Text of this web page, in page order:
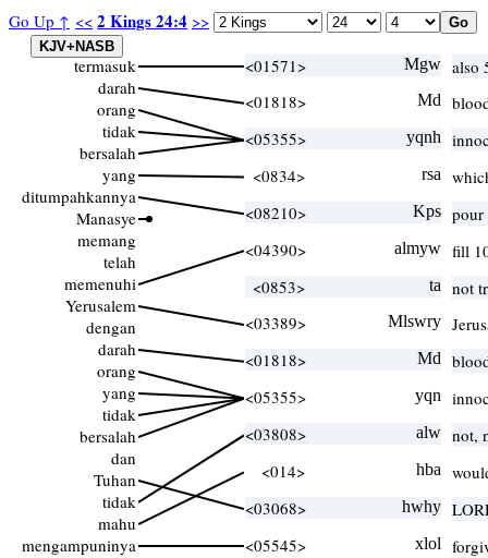
Go Up ↑ << 2 Kings 24:4 >>
termasuk
darah
orang
tidak
bersalah
yang
ditumpahkannya
Manasye
memang
telah
memenuhi
Yerusalem
dengan
darah
orang
yang
tidak
bersalah
dan
Tuhan
tidak
mahu
mengampuninya
<01571> Mgw also
<01818>
Md
<05355>
yqnh
<0834>
rsa
<08210>
Kps pour
<04390>
almyw fill
<0853>
ta
not
<03389>
Mlswry
<01818>
Md
<05355>
yqn
<03808>
alw not,
<014>
hba
<03068>
hwhy
<05545>
xlol